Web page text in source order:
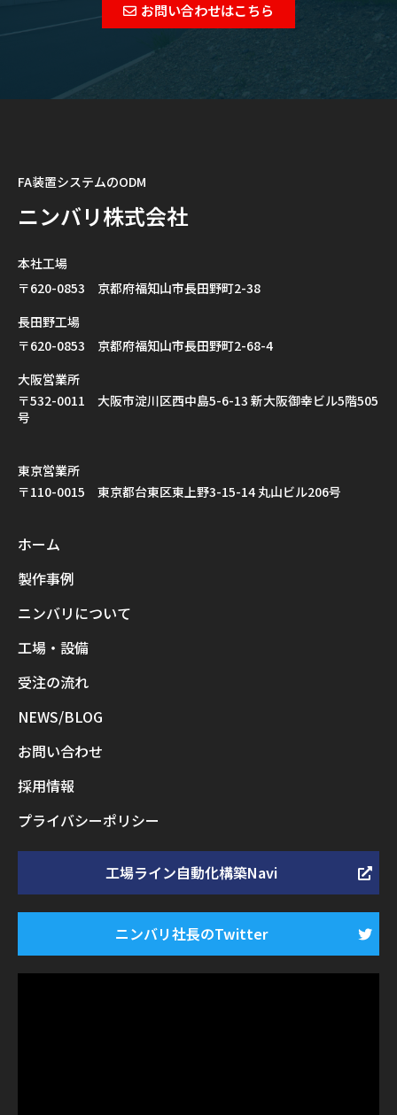
お問い合わせはこちら
FA装置システムのODM
ニンバリ株式会社
本社工場
〒620-0853 京都府福知山市長田野町2-38
長田野工場
〒620-0853 京都府福知山市長田野町2-68-4
大阪営業所
〒532-0011 大阪市淀川区西中島5-6-13 新大阪御幸ビル5階505
号
東京営業所
〒110-0015 東京都台東区東上野3-15-14 丸山ビル206号
ホーム
製作事例
ニンバリについて
工場・設備
受注の流れ
NEWS/BLOG
お問い合わせ
採用情報
プライバシーポリシー
工場ライン自動化構築Navi
ニンバリ社長のTwitter